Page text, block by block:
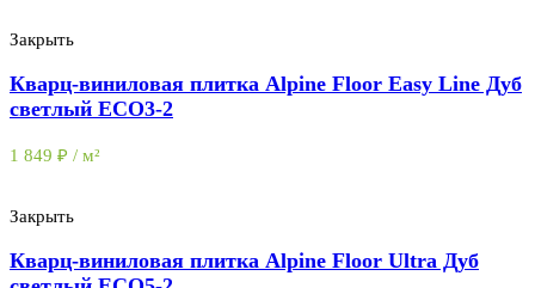
Закрыть
Кварц-виниловая плитка Alpine Floor Easy Line Дуб
светлый ЕСО3-2
1 849 ₽ / м²
Закрыть
Кварц-виниловая плитка Alpine Floor Ultra Дуб